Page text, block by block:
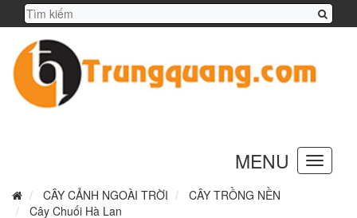
Toggle
navigation
MENU
CÂY CẢNH NGOÀI TRỜI
CÂY TRỒNG NỀN
Cây Chuối Hà Lan